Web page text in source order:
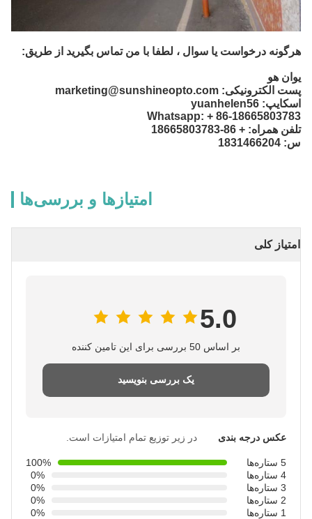
هرگونه درخواست یا سوال ، لطفا با من تماس بگیرید از طریق:
یوان هو
پست الکترونیکی: marketing@sunshineopto.com
اسکایپ: yuanhelen56
Whatsapp: + 86-18665803783
تلفن همراه: + 86-18665803783
س: 1831466204
امتیازها و بررسی‌ها
امتیاز کلی
5.0
بر اساس 50 بررسی برای این تامین کننده
یک بررسی بنویسید
عکس درجه بندی در زیر توزیع تمام امتیازات است.
5 ستاره‌ها
100%
4 ستاره‌ها
0%
3 ستاره‌ها
0%
2 ستاره‌ها
0%
1 ستاره‌ها
0%